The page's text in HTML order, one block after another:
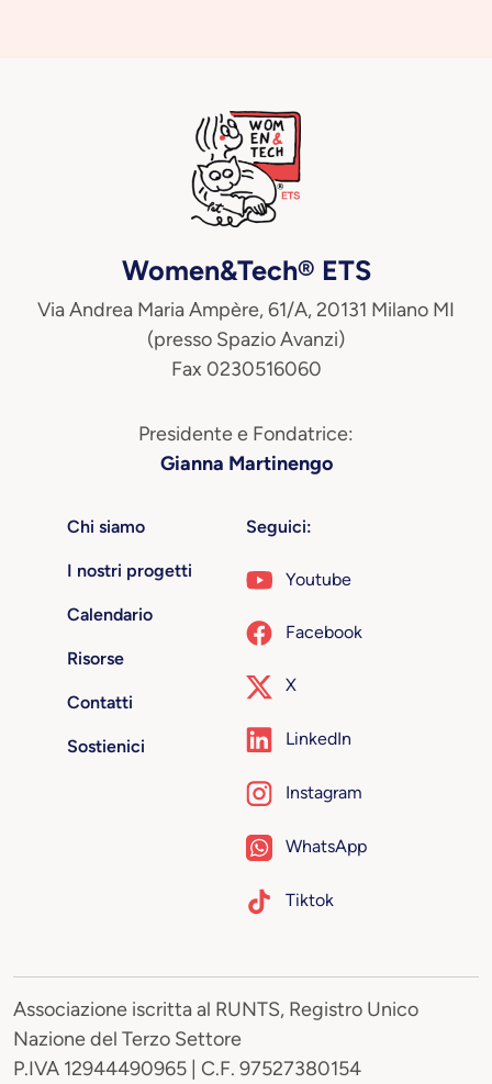
Women&Tech® ETS
Via Andrea Maria Ampère, 61/A, 20131 Milano MI
(presso Spazio Avanzi)
Fax 0230516060
Presidente e Fondatrice:
Gianna Martinengo
Chi siamo
I nostri progetti
Calendario
Risorse
Contatti
Sostienici
Seguici:
Youtube
Facebook
X
LinkedIn
Instagram
WhatsApp
Tiktok
Associazione iscritta al RUNTS, Registro Unico
Nazione del Terzo Settore
P.IVA 12944490965 | C.F. 97527380154